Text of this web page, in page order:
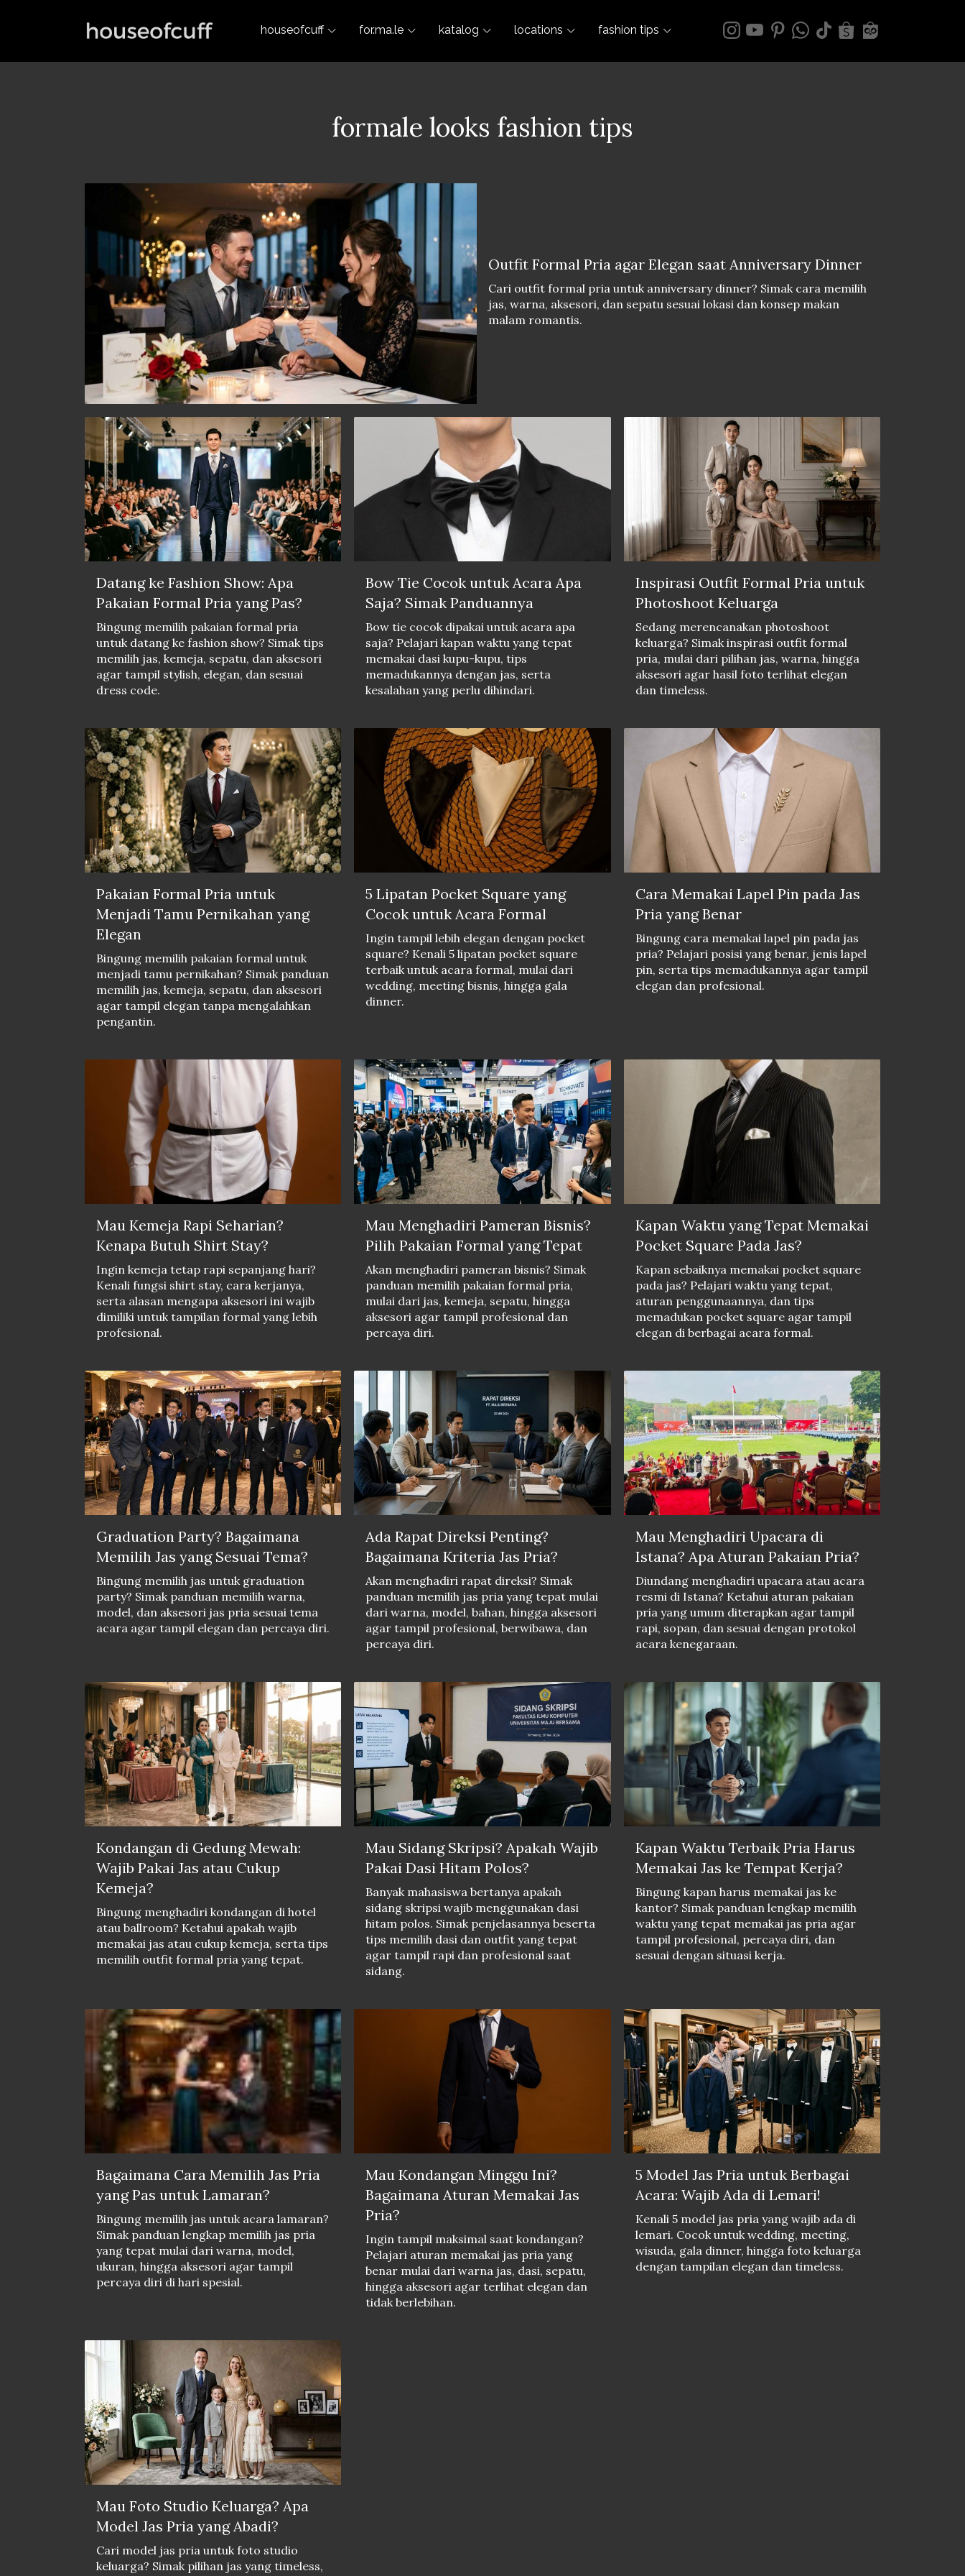
houseofcuff for.ma.le katalog locations fashion tips
formale looks fashion tips
Outfit Formal Pria agar Elegan saat Anniversary Dinner
Cari outfit formal pria untuk anniversary dinner? Simak cara memilih
jas, warna, aksesori, dan sepatu sesuai lokasi dan konsep makan
malam romantis.
Datang ke Fashion Show: Apa
Pakaian Formal Pria yang Pas?
Bingung memilih pakaian formal pria
untuk datang ke fashion show? Simak tips
memilih jas, kemeja, sepatu, dan aksesori
agar tampil stylish, elegan, dan sesuai
dress code.
Bow Tie Cocok untuk Acara Apa
Saja? Simak Panduannya
Bow tie cocok dipakai untuk acara apa
saja? Pelajari kapan waktu yang tepat
memakai dasi kupu-kupu, tips
memadukannya dengan jas, serta
kesalahan yang perlu dihindari.
Inspirasi Outfit Formal Pria untuk
Photoshoot Keluarga
Sedang merencanakan photoshoot
keluarga? Simak inspirasi outfit formal
pria, mulai dari pilihan jas, warna, hingga
aksesori agar hasil foto terlihat elegan
dan timeless.
Pakaian Formal Pria untuk
Menjadi Tamu Pernikahan yang
Elegan
Bingung memilih pakaian formal untuk
menjadi tamu pernikahan? Simak panduan
memilih jas, kemeja, sepatu, dan aksesori
agar tampil elegan tanpa mengalahkan
pengantin.
5 Lipatan Pocket Square yang
Cocok untuk Acara Formal
Ingin tampil lebih elegan dengan pocket
square? Kenali 5 lipatan pocket square
terbaik untuk acara formal, mulai dari
wedding, meeting bisnis, hingga gala
dinner.
Cara Memakai Lapel Pin pada Jas
Pria yang Benar
Bingung cara memakai lapel pin pada jas
pria? Pelajari posisi yang benar, jenis lapel
pin, serta tips memadukannya agar tampil
elegan dan profesional.
Mau Kemeja Rapi Seharian?
Kenapa Butuh Shirt Stay?
Ingin kemeja tetap rapi sepanjang hari?
Kenali fungsi shirt stay, cara kerjanya,
serta alasan mengapa aksesori ini wajib
dimiliki untuk tampilan formal yang lebih
profesional.
Mau Menghadiri Pameran Bisnis?
Pilih Pakaian Formal yang Tepat
Akan menghadiri pameran bisnis? Simak
panduan memilih pakaian formal pria,
mulai dari jas, kemeja, sepatu, hingga
aksesori agar tampil profesional dan
percaya diri.
Kapan Waktu yang Tepat Memakai
Pocket Square Pada Jas?
Kapan sebaiknya memakai pocket square
pada jas? Pelajari waktu yang tepat,
aturan penggunaannya, dan tips
memadukan pocket square agar tampil
elegan di berbagai acara formal.
Graduation Party? Bagaimana
Memilih Jas yang Sesuai Tema?
Bingung memilih jas untuk graduation
party? Simak panduan memilih warna,
model, dan aksesori jas pria sesuai tema
acara agar tampil elegan dan percaya diri.
Ada Rapat Direksi Penting?
Bagaimana Kriteria Jas Pria?
Akan menghadiri rapat direksi? Simak
panduan memilih jas pria yang tepat mulai
dari warna, model, bahan, hingga aksesori
agar tampil profesional, berwibawa, dan
percaya diri.
Mau Menghadiri Upacara di
Istana? Apa Aturan Pakaian Pria?
Diundang menghadiri upacara atau acara
resmi di Istana? Ketahui aturan pakaian
pria yang umum diterapkan agar tampil
rapi, sopan, dan sesuai dengan protokol
acara kenegaraan.
Kondangan di Gedung Mewah:
Wajib Pakai Jas atau Cukup
Kemeja?
Bingung menghadiri kondangan di hotel
atau ballroom? Ketahui apakah wajib
memakai jas atau cukup kemeja, serta tips
memilih outfit formal pria yang tepat.
Mau Sidang Skripsi? Apakah Wajib
Pakai Dasi Hitam Polos?
Banyak mahasiswa bertanya apakah
sidang skripsi wajib menggunakan dasi
hitam polos. Simak penjelasannya beserta
tips memilih dasi dan outfit yang tepat
agar tampil rapi dan profesional saat
sidang.
Kapan Waktu Terbaik Pria Harus
Memakai Jas ke Tempat Kerja?
Bingung kapan harus memakai jas ke
kantor? Simak panduan lengkap memilih
waktu yang tepat memakai jas pria agar
tampil profesional, percaya diri, dan
sesuai dengan situasi kerja.
Bagaimana Cara Memilih Jas Pria
yang Pas untuk Lamaran?
Bingung memilih jas untuk acara lamaran?
Simak panduan lengkap memilih jas pria
yang tepat mulai dari warna, model,
ukuran, hingga aksesori agar tampil
percaya diri di hari spesial.
Mau Kondangan Minggu Ini?
Bagaimana Aturan Memakai Jas
Pria?
Ingin tampil maksimal saat kondangan?
Pelajari aturan memakai jas pria yang
benar mulai dari warna jas, dasi, sepatu,
hingga aksesori agar terlihat elegan dan
tidak berlebihan.
5 Model Jas Pria untuk Berbagai
Acara: Wajib Ada di Lemari!
Kenali 5 model jas pria yang wajib ada di
lemari. Cocok untuk wedding, meeting,
wisuda, gala dinner, hingga foto keluarga
dengan tampilan elegan dan timeless.
Mau Foto Studio Keluarga? Apa
Model Jas Pria yang Abadi?
Cari model jas pria untuk foto studio
keluarga? Simak pilihan jas yang timeless,